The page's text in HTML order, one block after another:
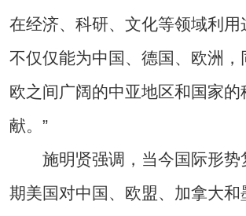
在经济、科研、文化等领域利用
不仅仅能为中国、德国、欧洲，
欧之间广阔的中亚地区和国家的
献。”
施明贤强调，当今国际形势
期美国对中国、欧盟、加拿大和